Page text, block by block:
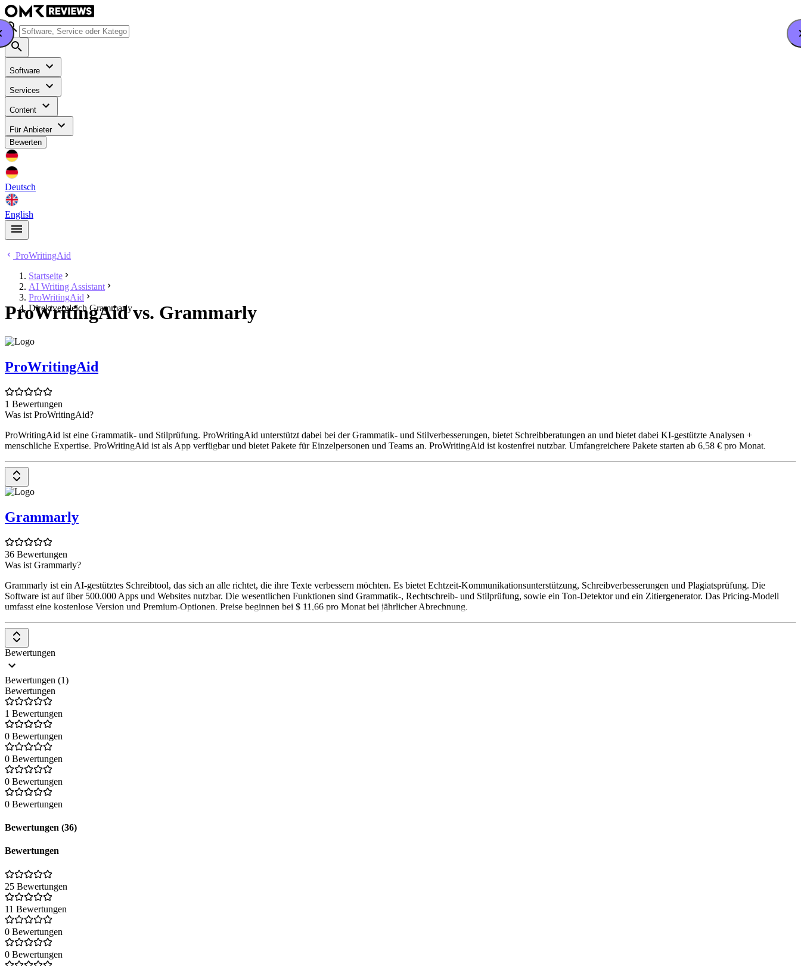
Software
Services
Content
Für Anbieter
Bewerten
Deutsch
English
ProWritingAid
Startseite
AI Writing Assistant
ProWritingAid
Direktvergleich Grammarly
ProWritingAid vs. Grammarly
ProWritingAid
1 Bewertungen
Was ist ProWritingAid?
ProWritingAid ist eine Grammatik- und Stilprüfung. ProWritingAid unterstützt dabei bei der Grammatik- und Stilverbesserungen, bietet Schreibberatungen an und bietet dabei KI-gestützte Analysen +
menschliche Expertise. ProWritingAid ist als App verfügbar und bietet Pakete für Einzelpersonen und Teams an. ProWritingAid ist kostenfrei nutzbar. Umfangreichere Pakete starten ab 6,58 € pro Monat.
Grammarly
36 Bewertungen
Was ist Grammarly?
Grammarly ist ein AI-gestütztes Schreibtool, das sich an alle richtet, die ihre Texte verbessern möchten. Es bietet Echtzeit-Kommunikationsunterstützung, Schreibverbesserungen und Plagiatsprüfung. Die
Software ist auf über 500.000 Apps und Websites nutzbar. Die wesentlichen Funktionen sind Grammatik-, Rechtschreib- und Stilprüfung, sowie ein Ton-Detektor und ein Zitiergenerator. Das Pricing-Modell
umfasst eine kostenlose Version und Premium-Optionen. Preise beginnen bei $ 11,66 pro Monat bei jährlicher Abrechnung.
Bewertungen
Bewertungen (1)
Bewertungen
1 Bewertungen
0 Bewertungen
0 Bewertungen
0 Bewertungen
0 Bewertungen
Bewertungen (36)
Bewertungen
25 Bewertungen
11 Bewertungen
0 Bewertungen
0 Bewertungen